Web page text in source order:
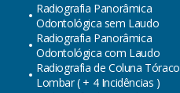
Radiografia Panorâmica
Odontológica sem Laudo
Radiografia Panorâmica
Odontológica com Laudo
Radiografia de Coluna Tóraco
Lombar ( + 4 Incidências )